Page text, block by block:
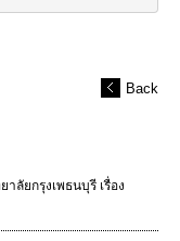
Back
ลัยกรุงเพธนบุรี เรื่อง